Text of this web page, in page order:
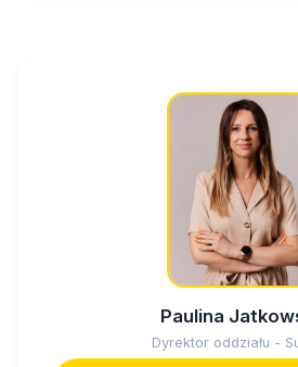
Paulina
Dyrektor oddziału -